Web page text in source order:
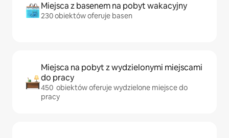
Miejsca z basenem na pobyt wakacyjny
230 obiektów oferuje basen
Miejsca na pobyt z wydzielonymi miejscami
do pracy
450 obiektów oferuje wydzielone miejsce do
pracy